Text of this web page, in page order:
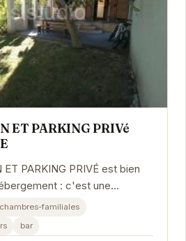
ET PARKING PRIVé
ET PARKING PRIVÉ est bien
: c'est une
privé offre un espace de
chambres-familiales
bar